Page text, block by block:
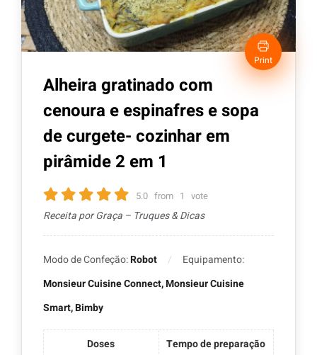
Print
Alheira gratinado com
cenoura e espinafres e sopa
de curgete- cozinhar em
pirâmide 2 em 1
5.0 from 1 vote
Receita por Graça – Truques & Dicas
Modo de Confeção:Robot
Equipamento:
Monsieur Cuisine Connect, Monsieur Cuisine
Smart, Bimby
Doses
Tempo de preparação